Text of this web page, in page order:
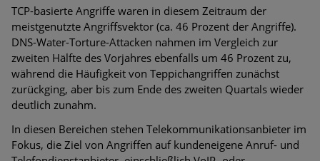
TCP-basierte Angriffe waren in diesem Zeitraum der
meistgenutzte Angriffsvektor (ca. 46 Prozent der Angriffe).
DNS-Water-Torture-Attacken nahmen im Vergleich zur
zweiten Hälfte des Vorjahres ebenfalls um 46 Prozent zu,
während die Häufigkeit von Teppichangriffen zunächst
zurückging, aber bis zum Ende des zweiten Quartals wieder
deutlich zunahm.
In diesen Bereichen stehen Telekommunikationsanbieter im
Fokus, die Ziel von Angriffen auf kundeneigene Anruf- und